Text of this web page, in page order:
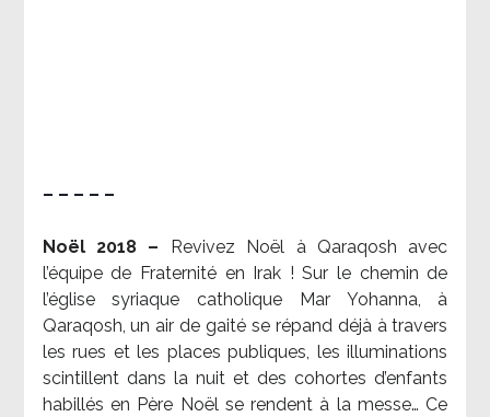
– – – – –
Noël 2018 –
Revivez Noël à Qaraqosh avec
l’équipe de Fraternité en Irak ! Sur le chemin de
l’église syriaque catholique Mar Yohanna, à
Qaraqosh, un air de gaité se répand déjà à travers
les rues et les places publiques, les illuminations
scintillent dans la nuit et des cohortes d’enfants
habillés en Père Noël se rendent à la messe… Ce